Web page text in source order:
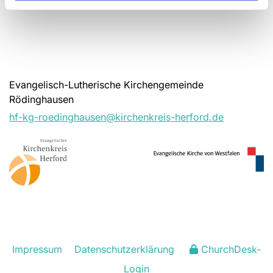
Evangelisch-Lutherische Kirchengemeinde
Rödinghausen
hf-kg-roedinghausen@kirchenkreis-herford.de
Impressum Datenschutzerklärung
ChurchDesk-
Login